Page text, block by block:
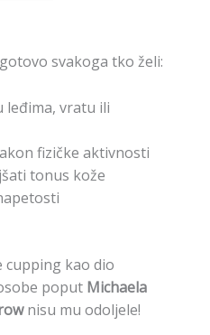
svakoga tko želi:
vratu ili
fizičke aktivnosti
tonus kože
kao dio
poput Michaela
nisu mu odoljele!